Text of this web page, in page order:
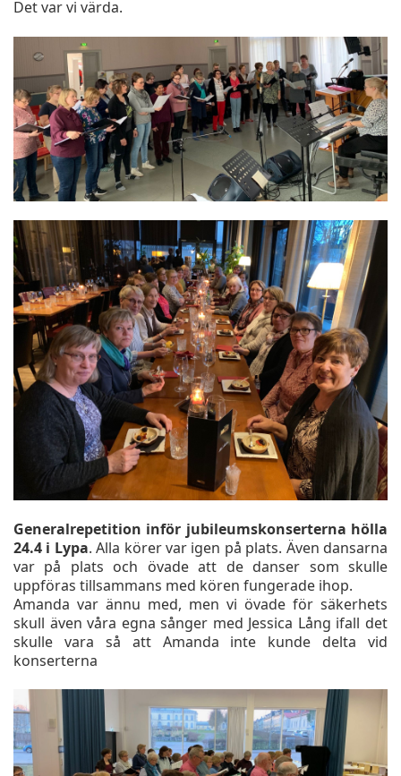
Det var vi värda.
Generalrepetition inför jubileumskonserterna hölla
24.4 i Lypa. Alla körer var igen på plats. Även dansarna
var på plats och övade att de danser som skulle
uppföras tillsammans med kören fungerade ihop.
Amanda var ännu med, men vi övade för säkerhets
skull även våra egna sånger med Jessica Lång ifall det
skulle vara så att Amanda inte kunde delta vid
konserterna